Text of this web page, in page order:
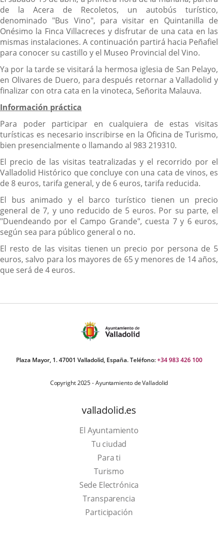
de la Acera de Recoletos, un autobús turístico,
denominado "Bus Vino", para visitar en Quintanilla de
Onésimo la Finca Villacreces y disfrutar de una cata en las
mismas instalaciones. A continuación partirá hacia Peñafiel
para conocer su castillo y el Museo Provincial del Vino.
Ya por la tarde se visitará la hermosa iglesia de San Pelayo,
en Olivares de Duero, para después retornar a Valladolid y
finalizar con otra cata en la vinoteca, Señorita Malauva.
Información práctica
Para poder participar en cualquiera de estas visitas
turísticas es necesario inscribirse en la Oficina de Turismo,
bien presencialmente o llamando al 983 219310.
El precio de las visitas teatralizadas y el recorrido por el
Valladolid Histórico que concluye con una cata de vinos, es
de 8 euros, tarifa general, y de 6 euros, tarifa reducida.
El bus animado y el barco turístico tienen un precio
general de 7, y uno reducido de 5 euros. Por su parte, el
"Duendeando por el Campo Grande", cuesta 7 y 6 euros,
según sea para público general o no.
El resto de las visitas tienen un precio por persona de 5
euros, salvo para los mayores de 65 y menores de 14 años,
que será de 4 euros.
Plaza Mayor, 1. 47001 Valladolid, España. Teléfono:+34 983 426 100
Copyright 2025 - Ayuntamiento de Valladolid
valladolid.es
El Ayuntamiento
Tu ciudad
Para ti
TurismoThis
link
will
open
Sede Electrónica
Transparencia
Participación